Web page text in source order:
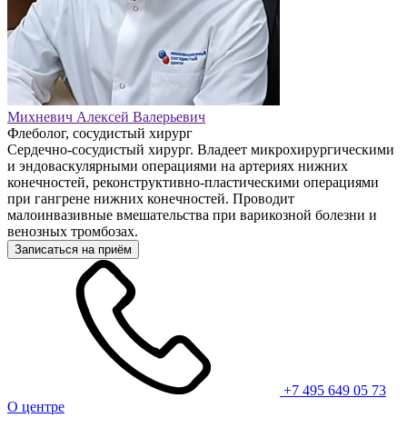
Михневич Алексей Валерьевич
Флеболог, сосудистый хирург
Сердечно-сосудистый хирург. Владеет микрохирургическими
и эндоваскулярными операциями на артериях нижних
конечностей, реконструктивно-пластическими операциями
при гангрене нижних конечностей. Проводит
малоинвазивные вмешательства при варикозной болезни и
венозных тромбозах.
Записаться на приём
+7 495 649 05 73
О центре